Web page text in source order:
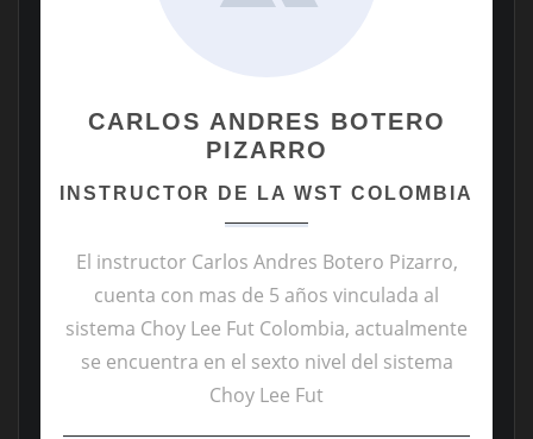
CARLOS ANDRES BOTERO
PIZARRO
INSTRUCTOR DE LA WST COLOMBIA
El instructor Carlos Andres Botero Pizarro,
cuenta con mas de 5 años vinculada al
sistema Choy Lee Fut Colombia, actualmente
se encuentra en el sexto nivel del sistema
Choy Lee Fut